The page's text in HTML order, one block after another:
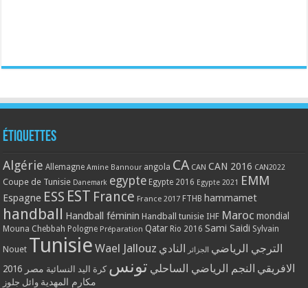
Étiquettes
Algérie Allemagne Amine Bannour angola CA CAN CAN 2016 CAN2022
Coupe de Tunisie Danemark egypte Egypte 2016 Egypte 2021 EMM
Espagne ESS EST France France 2017 FTHB hammamet
handball Handball féminin Handball tunisie IHF Maroc mondial
Mouna Chebbah Pologne Préparation Qatar Rio 2016 Sami Saidi Sylvain
Nouet Tunisie Wael Jallouz الترجي الرياضي الجزائر النادي
الافريقي النجم الرياضي الساحلي تونس كرة اليد النسائية مصر 2016
مكارم المهدية وائل جلوز